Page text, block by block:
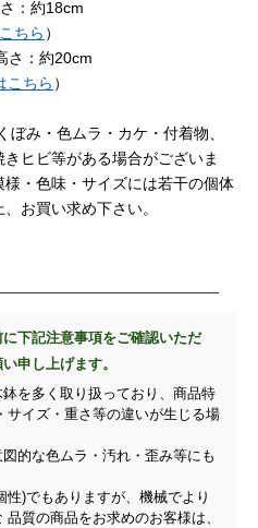
：約18cm
ちら ）
さ：約20cm
こちら ）
み・色ムラ・カケ・付着物、
ヒビ等がある場合がございま
・色味・サイズには若干の個体
お買い求め下さい。
下記注意事項をご確認いただ
申し上げます。
を多く取り扱っており、商品特
サイズ・重さ等の違いが生じる場
的な色ムラ・汚れ・歪み等にも
)でもありますが、機械でより
質の商品をお求めのお客様は、